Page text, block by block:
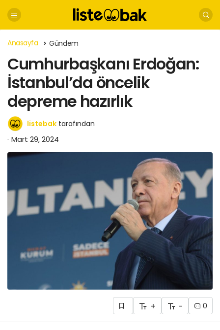
Anasayfa Gündem
Cumhurbaşkanı Erdoğan:
İstanbul’da öncelik
depreme hazırlık
listebak tarafından
Mart 29, 2024
+ - 0